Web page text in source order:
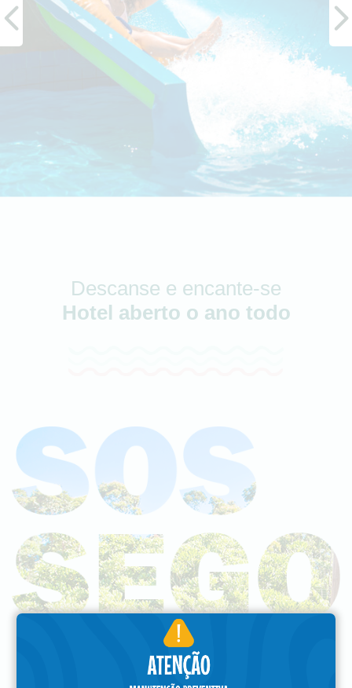
Descanse e encante-se
Hotel aberto o ano todo
renovar as energias
sossego tão merecido